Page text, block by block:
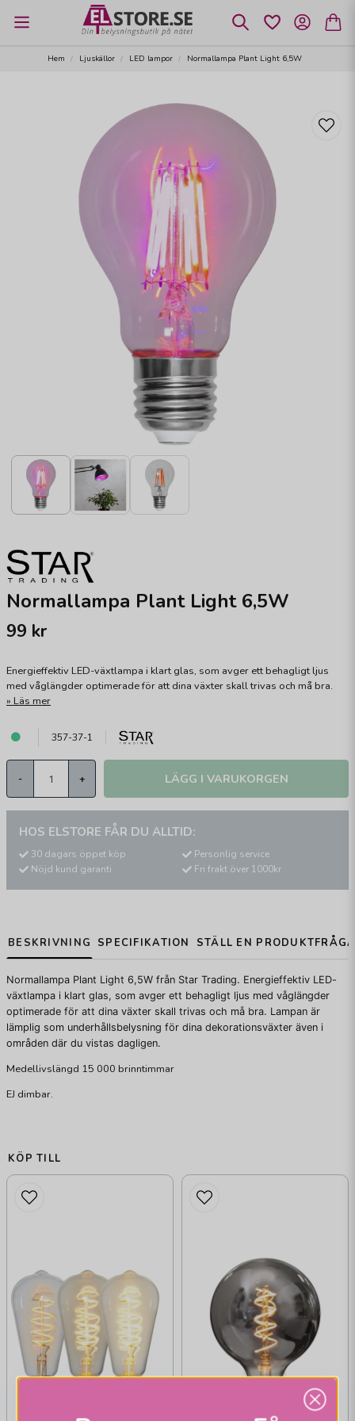
Hem Ljuskällor LED lampor Normallampa Plant Light 6,5W
Normallampa Plant Light 6,5W
99 kr
Energieffektiv LED-växtlampa i klart glas, som avger ett behagligt ljus
med våglängder optimerade för att dina växter skall trivas och må bra.
Läs mer
357-37-1
- + LÄGG I VARUKORGEN
HOS ELSTORE FÅR DU ALLTID:
30 dagars öppet köp
Nöjd kund garanti
Personlig service
Fri frakt över 1000kr
BESKRIVNING SPECIFIKATION STÄLL EN
Normallampa Plant Light 6,5W från Star Trading. Energieffektiv LED-
växtlampa i klart glas, som avger ett behagligt ljus med våglängder
optimerade för att dina växter skall trivas och må bra. Lampan är
lämplig som underhållsbelysning för dina dekorationsväxter även i
områden där du vistas dagligen.
Medellivslängd 15 000 brinntimmar
EJ dimbar.
KÖP TILL